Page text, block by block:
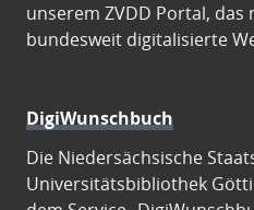
unserem ZVDD Portal, das
bundesweit digitalisierte
DigiWunschbuch
Die Niedersächsische
Universitätsbibliothek